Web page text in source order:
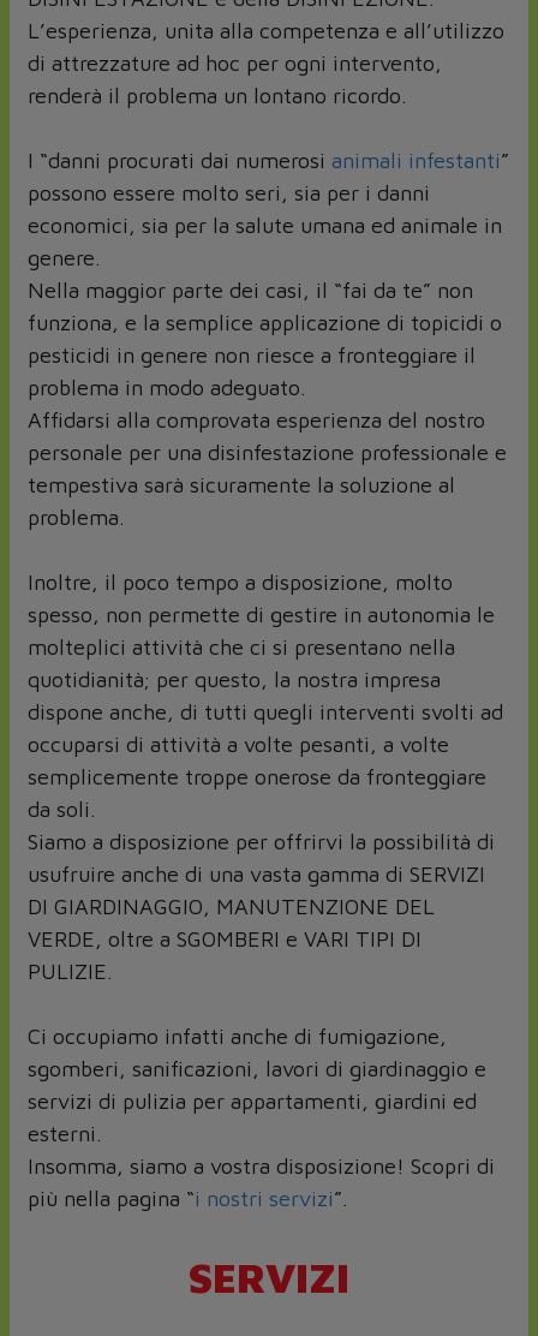
L’esperienza, unita alla competenza e all’utilizzo
di attrezzature ad hoc per ogni intervento,
renderà il problema un lontano ricordo.
I “danni procurati dai numerosi animali infestanti”
possono essere molto seri, sia per i danni
economici, sia per la salute umana ed animale in
genere.
Nella maggior parte dei casi, il “fai da te” non
funziona, e la semplice applicazione di topicidi o
pesticidi in genere non riesce a fronteggiare il
problema in modo adeguato.
Affidarsi alla comprovata esperienza del nostro
personale per una disinfestazione professionale e
tempestiva sarà sicuramente la soluzione al
problema.
Inoltre, il poco tempo a disposizione, molto
spesso, non permette di gestire in autonomia le
molteplici attività che ci si presentano nella
quotidianità; per questo, la nostra impresa
dispone anche, di tutti quegli interventi svolti ad
occuparsi di attività a volte pesanti, a volte
semplicemente troppe onerose da fronteggiare
da soli.
Siamo a disposizione per offrirvi la possibilità di
usufruire anche di una vasta gamma di SERVIZI
DI GIARDINAGGIO, MANUTENZIONE DEL
VERDE, oltre a SGOMBERI e VARI TIPI DI
PULIZIE.
Ci occupiamo infatti anche di fumigazione,
sgomberi, sanificazioni, lavori di giardinaggio e
servizi di pulizia per appartamenti, giardini ed
esterni.
Insomma, siamo a vostra disposizione! Scopri di
più nella pagina “i nostri servizi”.
SERVIZI